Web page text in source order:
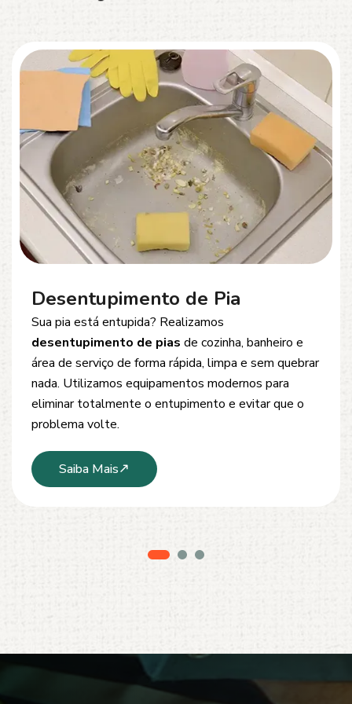
Desentupimento de Esgoto
Problemas comentupimento de esgoto
Oferecemos soluções rápidas e eficientes para
desobstrução de redes de esgoto, caixas de
inspeção e tubulações. Utilizamos equipamentos
modernos e técnicas seguras que garantem um
serviço limpo, ágil e sem danos à estrutura.
Saiba Mais